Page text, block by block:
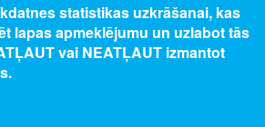
attīstības aģentūra, publicētā satura visas
statistikas uzkrāšanai, kas
lapas apmeklējumu un uzlabot tās
vai NEATĻAUT izmantot